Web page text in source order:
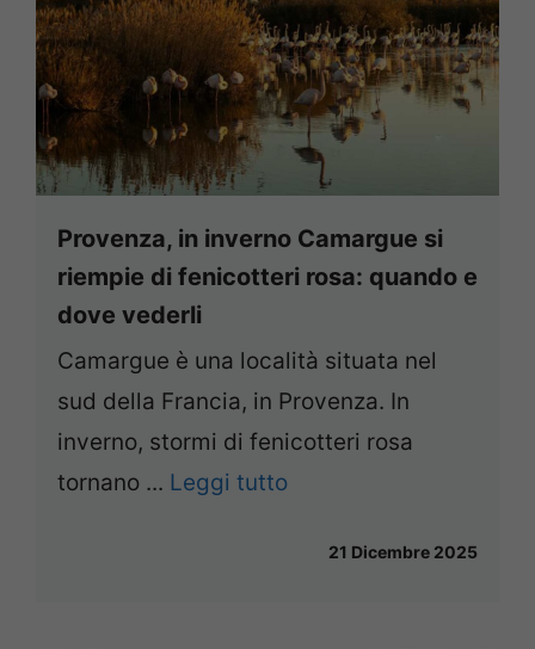
Provenza, in inverno Camargue si
riempie di fenicotteri rosa: quando e
dove vederli
Camargue è una località situata nel
sud della Francia, in Provenza. In
inverno, stormi di fenicotteri rosa
tornano ... Leggi tutto
21 Dicembre 2025